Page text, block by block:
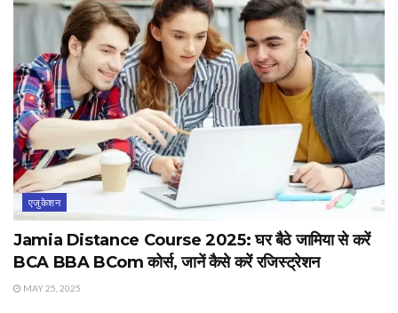
एजुकेशन
Jamia Distance Course 2025: घर बैठे जामिया से करें
BCA BBA BCom कोर्स, जानें कैसे करें रजिस्ट्रेशन
MAY 25, 2025